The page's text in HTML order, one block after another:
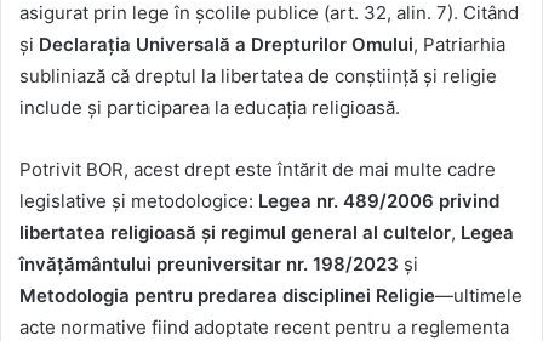
asigurat prin lege în școlile publice (art. 32, alin. 7). Citând
și Declarația Universală a Drepturilor Omului, Patriarhia
subliniază că dreptul la libertatea de conștiință și religie
include și participarea la educația religioasă.
Potrivit BOR, acest drept este întărit de mai multe cadre
legislative și metodologice: Legea nr. 489/2006 privind
libertatea religioasă și regimul general al cultelor, Legea
învățământului preuniversitar nr. 198/2023 și
Metodologia pentru predarea disciplinei Religie—ultimele
acte normative fiind adoptate recent pentru a reglementa